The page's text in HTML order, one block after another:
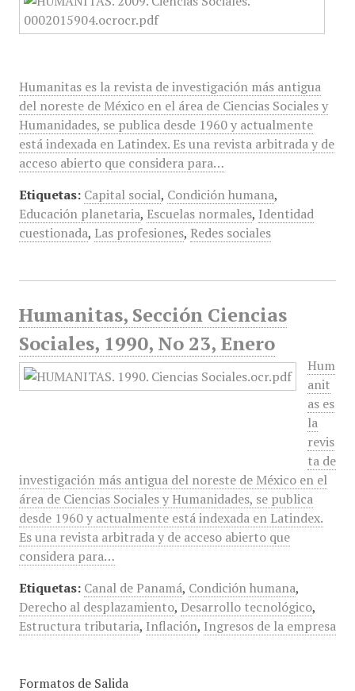
Humanitas es la revista de investigación más antigua
del noreste de México en el área de Ciencias Sociales y
Humanidades, se publica desde 1960 y actualmente
está indexada en Latindex. Es una revista arbitrada y de
acceso abierto que considera para…
Etiquetas: Capital social, Condición humana,
Educación planetaria, Escuelas normales, Identidad
cuestionada, Las profesiones, Redes sociales
Humanitas, Sección Ciencias
Sociales, 1990, No 23, Enero
Hum
anit
as es
la
revis
ta de
investigación más antigua del noreste de México en el
área de Ciencias Sociales y Humanidades, se publica
desde 1960 y actualmente está indexada en Latindex.
Es una revista arbitrada y de acceso abierto que
considera para…
Etiquetas: Canal de Panamá, Condición humana,
Derecho al desplazamiento, Desarrollo tecnológico,
Estructura tributaria, Inflación, Ingresos de la empresa
Formatos de Salida